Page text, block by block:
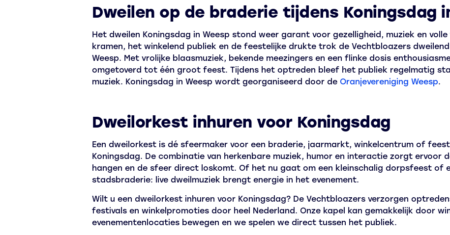
Dweilen op de braderie tijdens Koningsdag
Het dweilen Koningsdag in Weesp stond weer garant voor gezelligheid, muziek en
kramen, het winkelend publiek en de feestelijke drukte trok de Vechtbloazers
Weesp. Met vrolijke blaasmuziek, bekende meezingers en een flinke dosis
omgetoverd tot één groot feest. Tijdens het optreden bleef het publiek regelmatig
muziek. Koningsdag in Weesp wordt georganiseerd door de Oranjevereniging Weesp.
Dweilorkest inhuren voor Koningsdag
Een dweilorkest is dé sfeermaker voor een braderie, jaarmarkt, winkelcentrum of
Koningsdag. De combinatie van herkenbare muziek, humor en interactie zorgt ervoor
hangen en de sfeer direct loskomt. Of het nu gaat om een kleinschalig dorpsfeest of
stadsbraderie: live dweilmuziek brengt energie in het evenement.
Wilt u een dweilorkest inhuren voor Koningsdag? De Vechtbloazers verzorgen
festivals en winkelpromoties door heel Nederland. Onze kapel kan gemakkelijk door
evenementenlocaties bewegen en we spelen we direct tussen het publiek.